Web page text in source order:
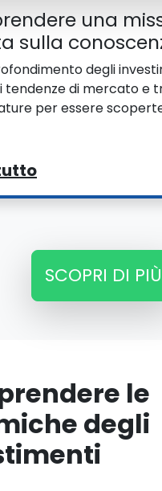
una
sulla
degli
tendenze di mercato e
per essere
SCOPRI DI PIÙ
le
degli